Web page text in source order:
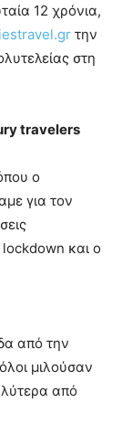
12 χρόνια,
την
στη
travelers
ο
για τον
lockdown και ο
από την
μιλούσαν
από